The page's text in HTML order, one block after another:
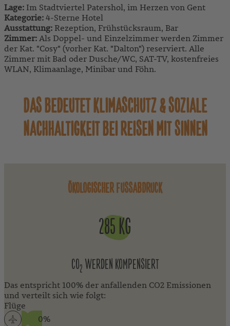
Lage: Im Stadtviertel Patershol, im Herzen von Gent
Kategorie:4-Sterne Hotel
Ausstattung: Rezeption, Frühstücksraum, Bar
Zimmer:Als Doppel- und Einzelzimmer werden Zimmer
der Kat. "Cosy" (vorher Kat. "Dalton") reserviert. Alle
Zimmer mit Bad oder Dusche/WC, SAT-TV, kostenfreies
WLAN, Klimaanlage, Minibar und Föhn.
DAS BEDEUTET KLIMASCHUTZ & SOZIALE
NACHHALTIGKEIT BEIREISEN MIT SINNEN
ÖKOLOGISCHER FUSSABDRUCK
285 KG
CO2 WERDEN KOMPENSIERT
Das entspricht 100% der anfallenden CO2 Emissionen
und verteilt sich wie folgt:
Flüge
0%